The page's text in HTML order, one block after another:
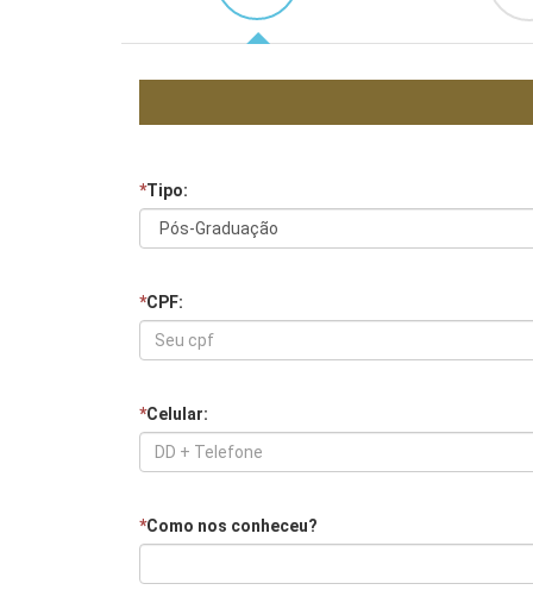
*Tipo:
*CPF:
*Celular:
*Como nos conheceu?